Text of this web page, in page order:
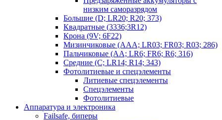
низким саморазрядом
Большие (D; LR20; R20; 373)
Квадратные (3336;3R12)
Крона (9V; 6F22)
Мизинчиковые (AAA; LR03; FR03; R03; 286)
Пальчиковые (AA; LR6; FR6; R6; 316)
Средние (C; LR14; R14; 343)
Фотолитиевые и спецэлементы
Литиевые спецэлементы
Спецэлементы
Фотолитиевые
Аппаратура и электроника
Failsafe, биперы